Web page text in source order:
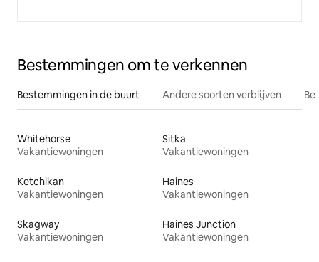
Bestemmingen om te verkennen
Bestemmingen in de buurt Andere soorten verblijven
Whitehorse
Vakantiewoningen
Sitka
Vakantiewoningen
Ketchikan
Vakantiewoningen
Haines
Vakantiewoningen
Skagway
Vakantiewoningen
Haines Junction
Vakantiewoningen